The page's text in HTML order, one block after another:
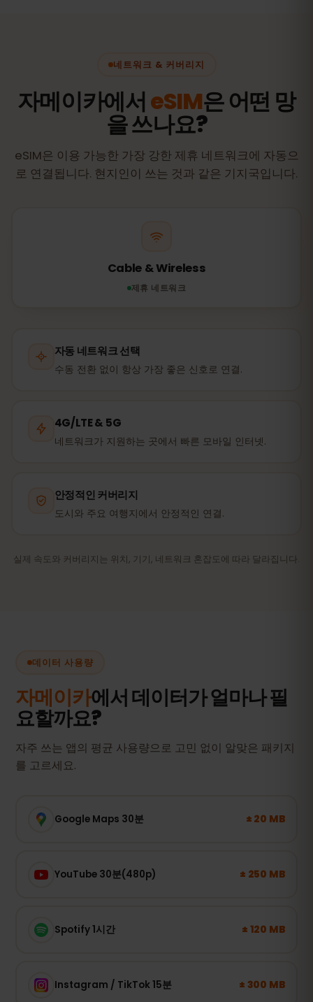
네트워크 & 커버리지
자메이카에서eSIM은 어떤 망
을 쓰나요?
eSIM은 이용 가능한 가장 강한 제휴 네트워크에 자동으
로 연결됩니다. 현지인이 쓰는 것과 같은 기지국입니다.
Cable & Wireless
제휴 네트워크
자동 네트워크 선택
수동 전환 없이 항상 가장 좋은 신호로 연결.
4G/LTE & 5G
네트워크가 지원하는 곳에서 빠른 모바일 인터넷.
안정적인 커버리지
도시와 주요 여행지에서 안정적인 연결.
실제 속도와 커버리지는 위치, 기기, 네트워크 혼잡도에 따라 달라집니다.
데이터 사용량
자메이카에서 데이터가 얼마나 필
요할까요?
자주 쓰는 앱의 평균 사용량으로 고민 없이 알맞은 패키지
를 고르세요.
Google Maps 30분 ± 20 MB
YouTube 30분(480p) ± 250 MB
Spotify 1시간 ± 120 MB
Instagram / TikTok 15분 ± 300 MB